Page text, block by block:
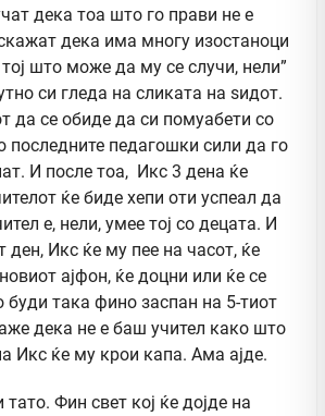
дека тоа што го прави не е
дека има многу изостаноци
што може да му се случи, нели”
си гледа на сликата на ѕидот.
да се обиде да си помуабети со
последните педагошки сили да го
И после тоа, Икс 3 дена ќе
ќе биде хепи оти успеал да
е, нели, умее тој со децата. И
ден, Икс ќе му пее на часот, ќе
ајфон, ќе доцни или ќе се
буди така фино заспан на 5-тиот
дека не е баш учител како што
Икс ќе му крои капа. Ама ајде.
Фин свет кој ќе дојде на